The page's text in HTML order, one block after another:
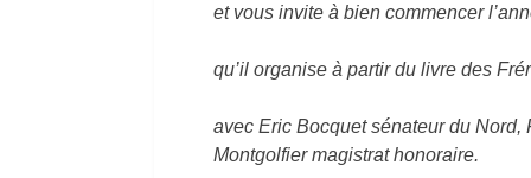
et vous invite à bien commencer
qu’il organise à partir du livre des
avec Eric Bocquet sénateur du
Montgolfier magistrat honoraire.